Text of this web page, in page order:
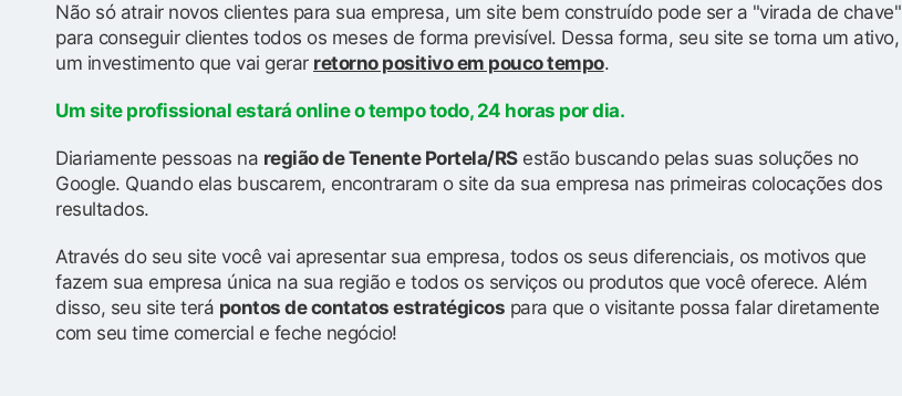
Não só atrair novos clientes para sua empresa, um site bem construído pode ser a "virada de chave"
para conseguir clientes todos os meses de forma previsível. Dessa forma, seu site se torna um ativo,
um investimento que vai gerar retorno positivo em pouco tempo.
Um site profissional estará online o tempo todo, 24 horas por dia.
Diariamente pessoas na região de Tenente Portela/RSestão buscando pelas suas soluções no
Google. Quando elas buscarem, encontraram o site da sua empresa nas primeiras colocações dos
resultados.
Através do seu site você vai apresentar sua empresa, todos os seus diferenciais, os motivos que
fazem sua empresa única na sua região e todos os serviços ou produtos que você oferece. Além
disso, seu site terá pontos de contatos estratégicos para que o visitante possa falar diretamente
com seu time comercial e feche negócio!